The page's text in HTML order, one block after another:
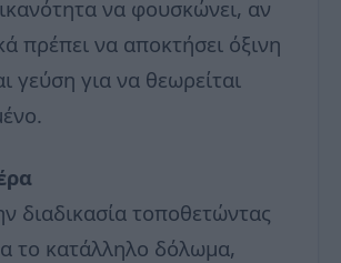
να φουσκώνει, αν
πρέπει να αποκτήσει όξινη
γεύση για να θεωρείται
διαδικασία τοποθετώντας
το κατάλληλο δόλωμα,